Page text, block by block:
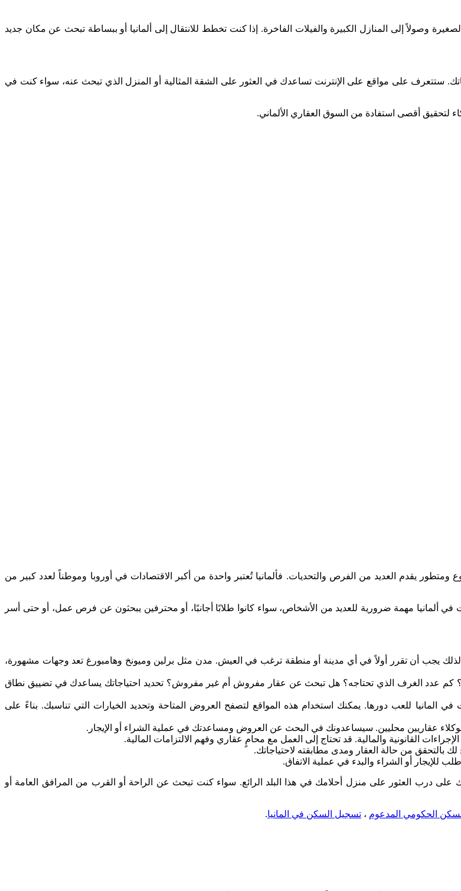
وصولاً إلى المنازل الكبيرة والفيلات الفاخرة. إذا كنت تخطط للانتقال إلى ألمانيا أو ببساطة تبحث عن مكان جديد
ستتعرف على مواقع على الإنترنت تساعدك في العثور على الشقة المثالية أو المنزل الذي تبحث عنه، سواء كنت في
لتحقيق أقصى استفادة من السوق العقاري الألماني.
يقدم العديد من الفرص والتحديات. فألمانيا تُعتبر واحدة من أكبر الاقتصادات في أوروبا وموطناً لعدد كبير من
ألمانيا مهمة ضرورية للعديد من الأشخاص، سواء كانوا طلابًا أجانبًا، أو محترفين يبحثون عن فرص عمل، أو حتى أسر
لذلك يجب أن تقرر أولاً في أي مدينة أو منطقة ترغب في العيش. مدن مثل برلين وميونخ وهامبورغ تعد وجهات مشهورة،
كم عدد الغرف الذي تحتاجه؟ هل تبحث عن عقار مفروش أم غير مفروش؟ تحديد احتياجاتك يساعدك في تضييق نطاق
للعب دورها. يمكنك استخدام هذه المواقع لتصفح العروض المتاحة وتحديد الخيارات التي تناسبك. بناءً على
عقاريين محليين. سيساعدونك في البحث عن العروض ومساعدتك في عملية الشراء أو الإيجار.
القانونية والمالية. قد تحتاج إلى العمل مع محامٍ عقاري وفهم الالتزامات المالية.
بالتحقق من حالة العقار ومدى مطابقته لاحتياجاتك.
للإيجار أو الشراء والبدء في عملية الاتفاق.
درب العثور على منزل أحلامك في هذا البلد الرائع. سواء كنت تبحث عن الراحة أو القرب من المرافق العامة أو
، تسجيل السكن في المانيا.